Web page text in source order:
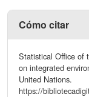
Cómo citar
Statistical Office of
on integrated
United Nations.
https://